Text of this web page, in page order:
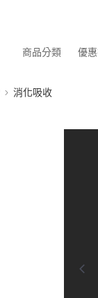
商品分類 優
消化吸收